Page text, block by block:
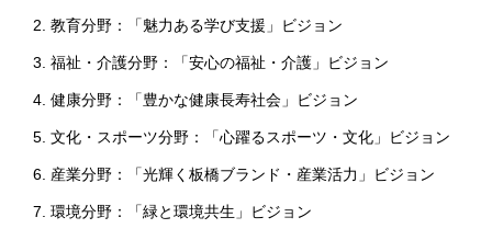
教育分野：「魅力ある学び支援」ビジョン
福祉・介護分野：「安心の福祉・介護」ビジョン
健康分野：「豊かな健康長寿社会」ビジョン
文化・スポーツ分野：「心躍るスポーツ・文化」ビジョン
産業分野：「光輝く板橋ブランド・産業活力」ビジョン
環境分野：「緑と環境共生」ビジョン